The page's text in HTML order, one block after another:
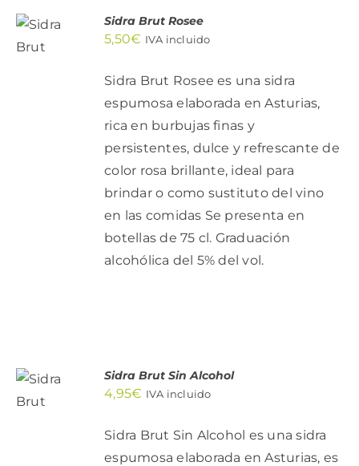
AL
Sidra Brut Rosee
5,50€ IVA incluido
Sidra Brut Rosee es una sidra
espumosa elaborada en Asturias,
rica en burbujas finas y
persistentes, dulce y refrescante de
color rosa brillante, ideal para
brindar o como sustituto del vino
en las comidas Se presenta en
botellas de 75 cl. Graduación
alcohólica del 5% del vol.
AL
Sidra Brut Sin Alcohol
4,95€ IVA incluido
Sidra Brut Sin Alcohol es una sidra
espumosa elaborada en Asturias, es